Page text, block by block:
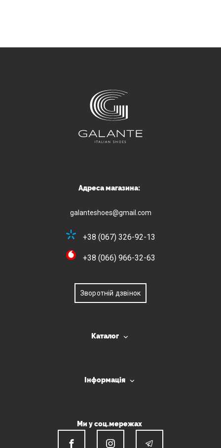
Адреса магазина:
galanteshoes@gmail.com
+38 (067) 326-92-13
+38 (066) 966-32-63
Зворотній дзвінок
Каталог
Інформація
Ми у соц.мережах